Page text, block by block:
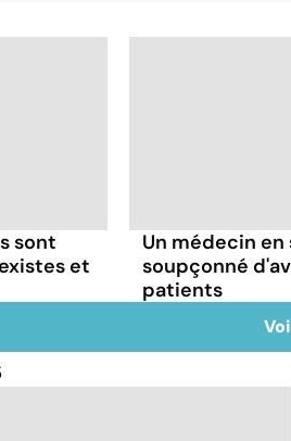
sont
et
Un médecin
soupçonné
patients